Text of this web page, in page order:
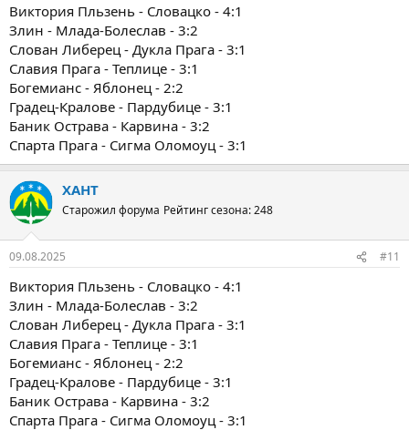
Виктория Пльзень - Словацко - 4:1
Злин - Млада-Болеслав - 3:2
Слован Либерец - Дукла Прага - 3:1
Славия Прага - Теплице - 3:1
Богемианс - Яблонец - 2:2
Градец-Кралове - Пардубице - 3:1
Баник Острава - Карвина - 3:2
Спарта Прага - Сигма Оломоуц - 3:1
ХАНТ
Старожил форума Рейтинг сезона: 248
09.08.2025 #11
Виктория Пльзень - Словацко - 4:1
Злин - Млада-Болеслав - 3:2
Слован Либерец - Дукла Прага - 3:1
Славия Прага - Теплице - 3:1
Богемианс - Яблонец - 2:2
Градец-Кралове - Пардубице - 3:1
Баник Острава - Карвина - 3:2
Спарта Прага - Сигма Оломоуц - 3:1